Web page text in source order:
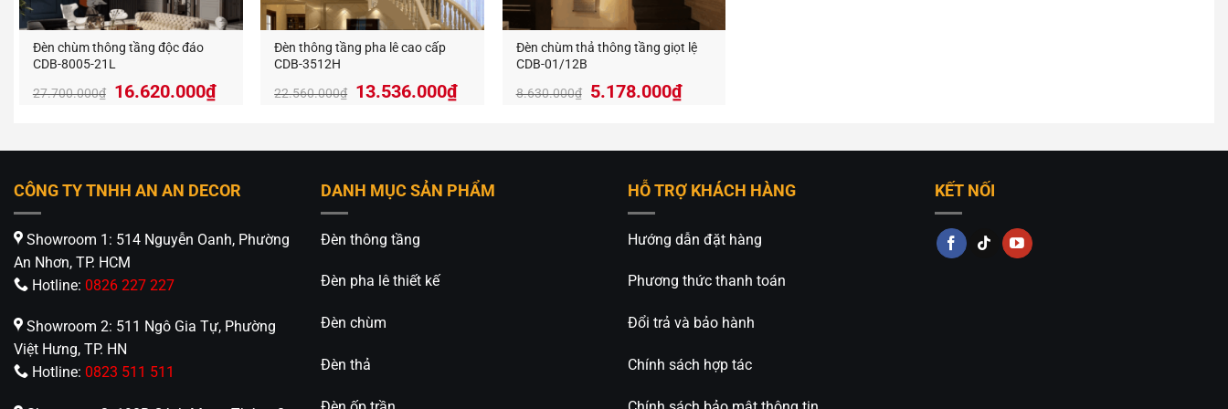
Đèn chùm thông tầng độc đáo
CDB-8005-21L
27.700.000₫
Giá
27.700.000₫.
16.620.000₫Giá
hiện
là:
Đèn thông tầng pha lê cao cấp
CDB-3512H
22.560.000₫ 13.536.000₫
Đèn chùm thả thông tầng giọt lệ
CDB-01/12B
8.630.000₫
Giá
8.630.000₫.
5.178.000₫Giá
hiện
là:
CÔNG TY TNHH AN AN DECOR
Showroom 1: 514 Nguyễn Oanh, Phường
An Nhơn, TP. HCM
Hotline: 0826 227 227
Showroom 2: 511 Ngô Gia Tự, Phường
Việt Hưng, TP. HN
Hotline: 0823 511 511
DANH MỤC SẢN PHẨM
Đèn thông tầng
Đèn pha lê thiết kế
Đèn chùm
Đèn thả
HỖ TRỢ KHÁCH HÀNG
Hướng dẫn đặt hàng
Phương thức thanh toán
Đổi trả và bảo hành
Chính sách hợp tác
KẾT NỐI